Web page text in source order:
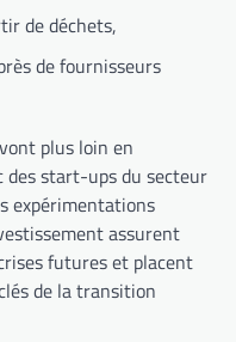
de déchets,
de fournisseurs
plus loin en
des start-ups du secteur
expérimentations
assurent
futures et placent
de la transition